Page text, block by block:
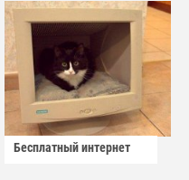
Бесплатный интернет